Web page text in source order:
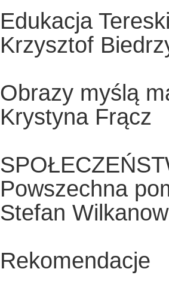
Edukacja
Krzysztof
Obrazy myślą
Krystyna Frącz
Powszechna
Stefan
Rekomendacje